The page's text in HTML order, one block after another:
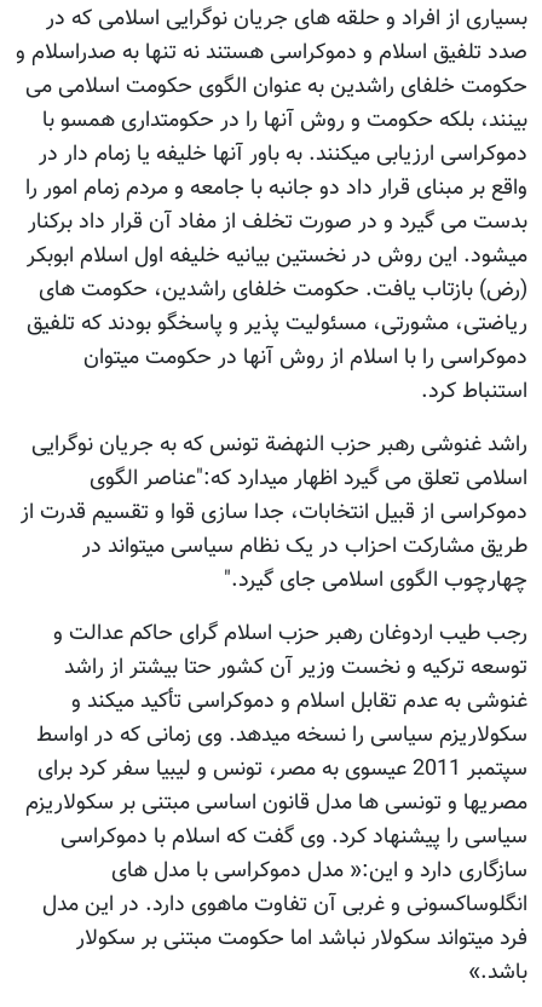
بسیاری از افراد و حلقه های جریان نوگرایی اسلامی که در
صدد تلفیق اسلام و دموکراسی هستند نه تنها به صدراسلام و
حکومت خلفای راشدین به عنوان الگوی حکومت اسلامی می
بینند، بلکه حکومت و روش آنها را در حکومتداری همسو با
دموکراسی ارزیابی میکنند. به باور آنها خلیفه یا زمام دار در
واقع بر مبنای قرار داد دو جانبه با جامعه و مردم زمام امور را
بدست می گیرد و در صورت تخلف از مفاد آن قرار داد برکنار
میشود. این روش در نخستین بیانیه خلیفه اول اسلام ابوبکر
(رض) بازتاب یافت. حکومت خلفای راشدین، حکومت های
ریاضتی، مشورتی، مسئولیت پذیر و پاسخگو بودند که تلفیق
دموکراسی را با اسلام از روش آنها در حکومت میتوان
استنباط کرد.
راشد غنوشی رهبر حزب النهضة تونس که به جریان نوگرایی
اسلامی تعلق می گیرد اظهار میدارد که:"عناصر الگوی
دموکراسی از قبیل انتخابات، جدا سازی قوا و تقسیم قدرت از
طریق مشارکت احزاب در یک نظام سیاسی میتواند در
چهارچوب الگوی اسلامی جای گیرد."
رجب طیب اردوغان رهبر حزب اسلام گرای حاکم عدالت و
توسعه ترکیه و نخست وزیر آن کشور حتا بیشتر از راشد
غنوشی به عدم تقابل اسلام و دموکراسی تأکید میکند و
سکولاریزم سیاسی را نسخه میدهد. وی زمانی که در اواسط
سپتمبر 2011 عیسوی به مصر، تونس و لیبیا سفر کرد برای
مصریها و تونسی ها مدل قانون اساسی مبتنی بر سکولاریزم
سیاسی را پیشنهاد کرد. وی گفت که اسلام با دموکراسی
سازگاری دارد و این:« مدل دموکراسی با مدل های
انگلوساکسونی و غربی آن تفاوت ماهوی دارد. در این مدل
فرد میتواند سکولار نباشد اما حکومت مبتنی بر سکولار
باشد.»